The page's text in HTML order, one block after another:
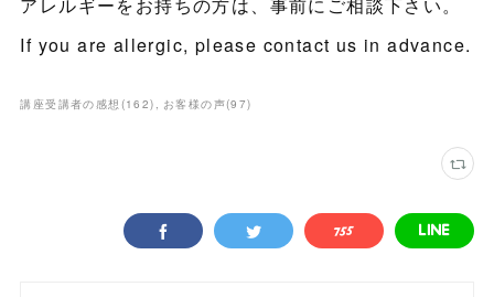
アレルギーをお持ちの方は、事前にご相談下さい。
If you are allergic, please contact us in advance.
講座受講者の感想 (162) お客様の声(97)